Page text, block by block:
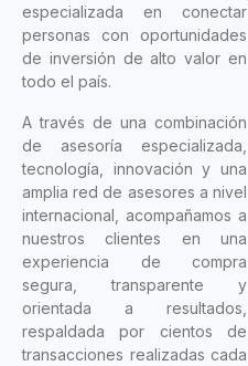
especializada en conectar
personas con oportunidades
de inversión de alto valor en
todo el país.
A través de una combinación
de asesoría especializada,
tecnología, innovación y una
amplia red de asesores a nivel
internacional, acompañamos a
nuestros clientes en una
experiencia de compra
segura, transparente y
orientada a resultados,
respaldada por cientos de
transacciones realizadas cada